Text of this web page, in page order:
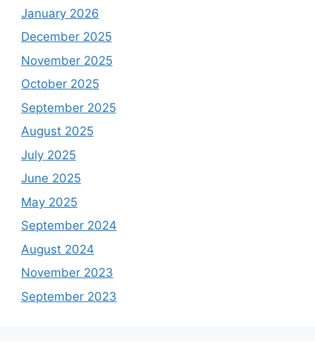
January 2026
December 2025
November 2025
October 2025
September 2025
August 2025
July 2025
June 2025
May 2025
September 2024
August 2024
November 2023
September 2023